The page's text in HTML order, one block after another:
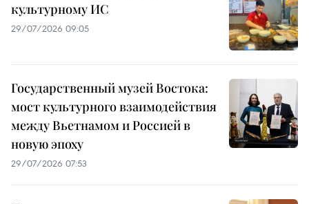
культурному ИС
29/07/2026 09:05
Государственный музей Востока:
мост культурного взаимодействия
между Вьетнамом и Россией в
новую эпоху
29/07/2026 07:53